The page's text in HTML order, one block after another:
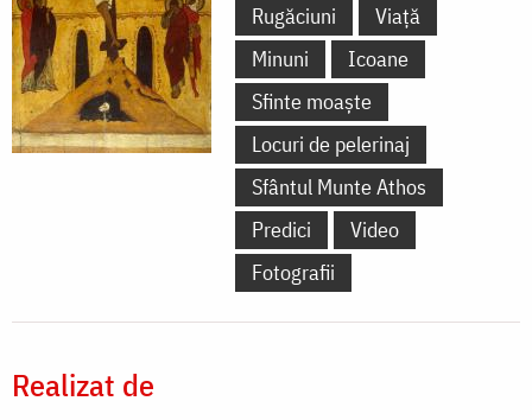
Rugăciuni
Viață
Minuni
Icoane
Sfinte moaște
Locuri de pelerinaj
Sfântul Munte Athos
Predici
Video
Fotografii
Realizat de